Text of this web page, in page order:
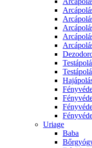
Uriage
Baba